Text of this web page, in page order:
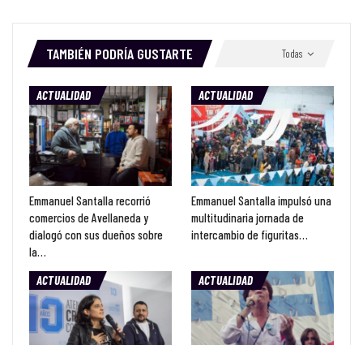
Todas
TAMBIÉN PODRÍA GUSTARTE
ACTUALIDAD
Emmanuel Santalla recorrió
comercios de Avellaneda y
dialogó con sus dueños sobre
la…
ACTUALIDAD
Emmanuel Santalla impulsó una
multitudinaria jornada de
intercambio de figuritas…
ACTUALIDAD ACTUALIDAD